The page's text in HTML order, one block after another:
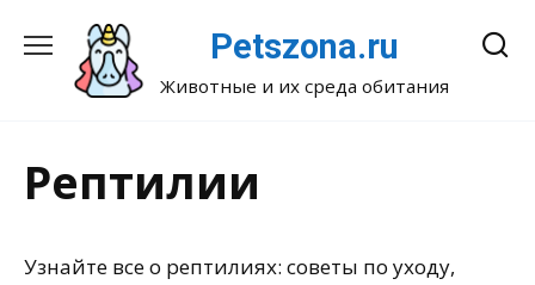
содержанию
Petszona.ru
Животные и их среда обитания
Рептилии
Узнайте все о рептилиях: советы по уходу,